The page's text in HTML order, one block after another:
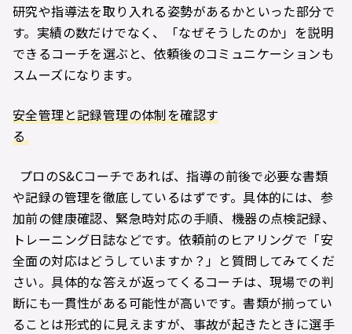
研究や指導法を取り入れる姿勢があるかといった部分で
す。実績の数だけでなく、「なぜそうしたのか」を説明
できるコーチを選ぶと、依頼後のコミュニケーションも
スムーズになります。
安全管理と記録管理の体制を確認す
る
プロのS&Cコーチであれば、指導の前後で必要な書類
や記録の管理を徹底しているはずです。具体的には、参
加前の健康確認、緊急時対応の手順、機器の点検記録、
トレーニング日誌などです。依頼前のヒアリングで「安
全面の対応はどうしていますか？」と質問してみてくだ
さい。具体的な答えが返ってくるコーチは、現場での判
断にも一貫性がある可能性が高いです。書類が揃ってい
ることは形式的に見えますが、事故が起きたときに選手